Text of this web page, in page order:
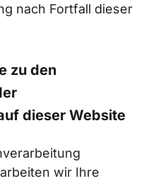
nach Fortfall dieser
zu den
dieser Website
wir Ihre